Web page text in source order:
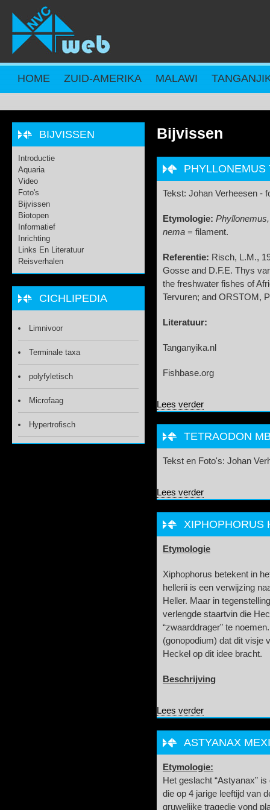
Overslaan en naar de inhoud gaan
HOME ZUID-AMERIKA MALAWI
Bijvissen
Tekst: Johan Verheesen -
Etymologie:
nema = filament.
Referentie: Risch, L.M.,
Gosse and D.F.E. Thys
the freshwater fishes of
Tervuren; and ORSTOM,
Literatuur:
Tanganyika.nl
Fishbase.org
Lees verder
TETRAODON
Tekst en Foto's: Johan
Lees verder
XIPHOPHORUS
Etymologie
Xiphophorus betekent in
hellerii is een verwijzing
Heller. Maar in
verlengde staartvin die
“zwaarddrager” te
(gonopodium) dat dit visje
Heckel op dit idee bracht.
Beschrijving
Lees verder
ASTYANAX
Etymologie:
Het geslacht “Astyanax”
die op 4 jarige leeftijd van
gruwelijke tragedie vond
BIJVISSEN
Introductie
Aquaria
Video
Foto's
Bijvissen
Biotopen
Informatief
Inrichting
Links En Literatuur
Reisverhalen
CICHLIPEDIA
Limnivoor
Terminale taxa
polyfyletisch
Microfaag
Hypertrofisch